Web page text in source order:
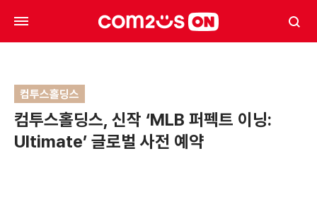
컴투스홀딩스
컴투스홀딩스, 신작 ‘MLB 퍼펙트 이닝:
Ultimate’ 글로벌 사전 예약